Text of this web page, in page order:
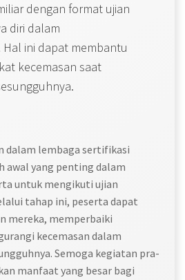
dengan format ujian
diri dalam
Hal ini dapat membantu
kecemasan saat
dalam lembaga sertifikasi
awal yang penting dalam
untuk mengikuti ujian
tahap ini, peserta dapat
mereka, memperbaiki
kecemasan dalam
Semoga kegiatan pra-
manfaat yang besar bagi